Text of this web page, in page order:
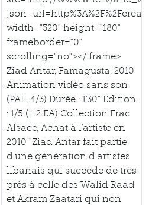
width="320" height="180"
frameborder="0"
scrolling="no"></iframe>
Ziad Antar, Famagusta, 2010
Animation vidéo sans son
(PAL, 4/3) Durée : 1'30" Edition
: 1/5 (+ 2 EA) Collection Frac
Alsace, Achat à l'artiste en
2010 "Ziad Antar fait partie
d’une génération d’artistes
libanais qui succède de très
près à celle des Walid Raad
et Akram Zaatari qui non